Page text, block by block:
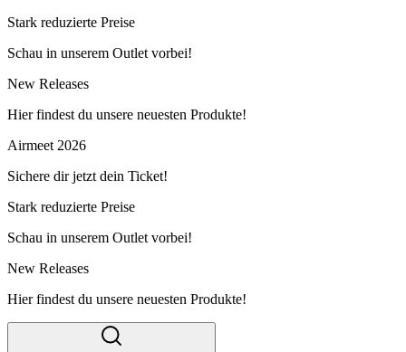
Stark reduzierte Preise
Schau in unserem Outlet vorbei!
New Releases
Hier findest du unsere neuesten Produkte!
Airmeet 2026
Sichere dir jetzt dein Ticket!
Stark reduzierte Preise
Schau in unserem Outlet vorbei!
New Releases
Hier findest du unsere neuesten Produkte!